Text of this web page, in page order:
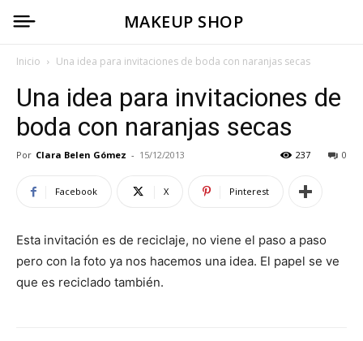
MAKEUP SHOP
Inicio Una idea para invitaciones de boda con naranjas secas
Una idea para invitaciones de
boda con naranjas secas
Por Clara Belen Gómez - 15/12/2013 0
237
Facebook X Pinterest
Esta invitación es de reciclaje, no viene el paso a paso
pero con la foto ya nos hacemos una idea. El papel se ve
que es reciclado también.